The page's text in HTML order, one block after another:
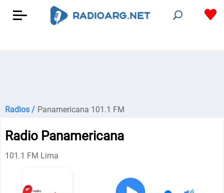
Radios / Panamericana 101.1 FM
Radio Panamericana
101.1 FM Lima